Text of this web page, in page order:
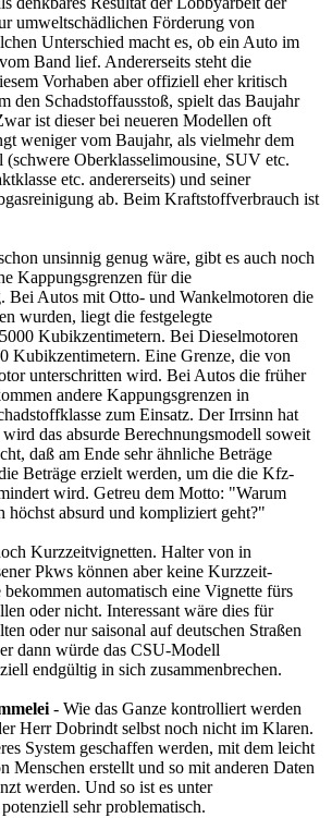
umweltschädlichen Förderung von
Unterschied macht es, ob ein Auto im
Band lief. Andererseits steht die
Vorhaben aber offiziell eher kritisch
den Schadstoffausstoß, spielt das Baujahr
ist dieser bei neueren Modellen oft
weniger vom Baujahr, als vielmehr dem
Oberklasselimousine, SUV etc.
etc. andererseits) und seiner
ab. Beim Kraftstoffverbrauch ist
unsinnig genug wäre, gibt es auch noch
Kappungsgrenzen für die
Bei Autos mit Otto- und Wankelmotoren die
wurden, liegt die festgelegte
Kubikzentimetern. Bei Dieselmotoren
Kubikzentimetern. Eine Grenze, die von
unterschritten wird. Bei Autos die früher
andere Kappungsgrenzen in
zum Einsatz. Der Irrsinn hat
das absurde Berechnungsmodell soweit
daß am Ende sehr ähnliche Beträge
Beträge erzielt werden, um die die Kfz-
wird. Getreu dem Motto: "Warum
höchst absurd und kompliziert geht?"
Kurzzeitvignetten. Halter von in
Pkws können aber keine Kurzzeit-
automatisch eine Vignette fürs
oder nicht. Interessant wäre dies für
oder nur saisonal auf deutschen Straßen
dann würde das CSU-Modell
endgültig in sich zusammenbrechen.
- Wie das Ganze kontrolliert werden
Herr Dobrindt selbst noch nicht im Klaren.
System geschaffen werden, mit dem leicht
Menschen erstellt und so mit anderen Daten
werden. Und so ist es unter
sehr problematisch.